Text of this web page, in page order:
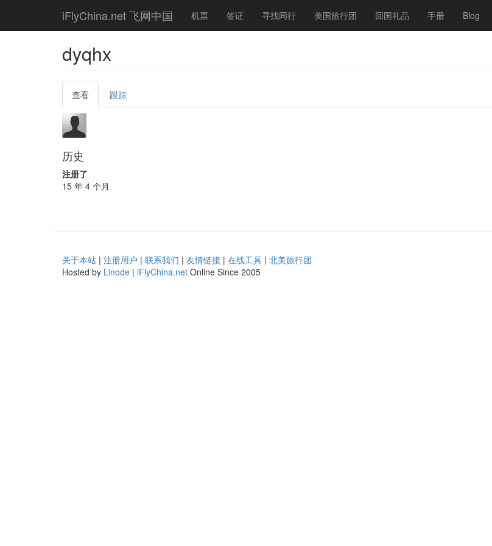
main
iFlyChina.net 飞网中国 机票 签证 寻找同行 美国旅行团 回国礼品 手册 Blog
dyqhx
Primary
tabs
查看 (active
tab)
跟踪
历史
注册了
15 年 4 个月
关于本站 | 注册用户 | 联系我们 | 友情链接 | 在线工具 | 北美旅行团
Hosted by Linode | iFlyChina.net Online Since 2005